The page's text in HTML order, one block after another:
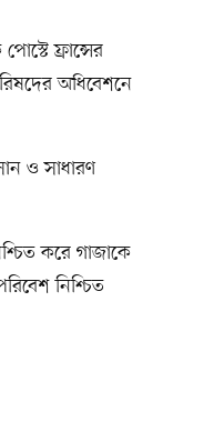
ফ্রান্সের
অধিবেশনে
ও সাধারণ
করে গাজাকে
নিশ্চিত